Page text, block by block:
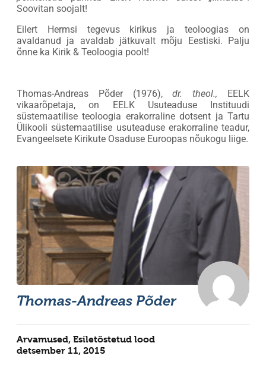
Soovitan soojalt!
Eilert Hermsi tegevus kirikus ja teoloogias on
avaldanud ja avaldab jätkuvalt mõju Eestiski. Palju
õnne ka Kirik & Teoloogia poolt!
Thomas-Andreas Põder (1976),dr. theol., EELK
vikaarõpetaja, on EELK Usuteaduse Instituudi
süstemaatilise teoloogia erakorraline dotsent ja Tartu
Ülikooli süstemaatilise usuteaduse erakorraline teadur,
Evangeelsete Kirikute Osaduse Euroopas nõukogu liige.
Thomas-Andreas Põder
Arvamused, Esiletõstetud lood
detsember 11, 2015